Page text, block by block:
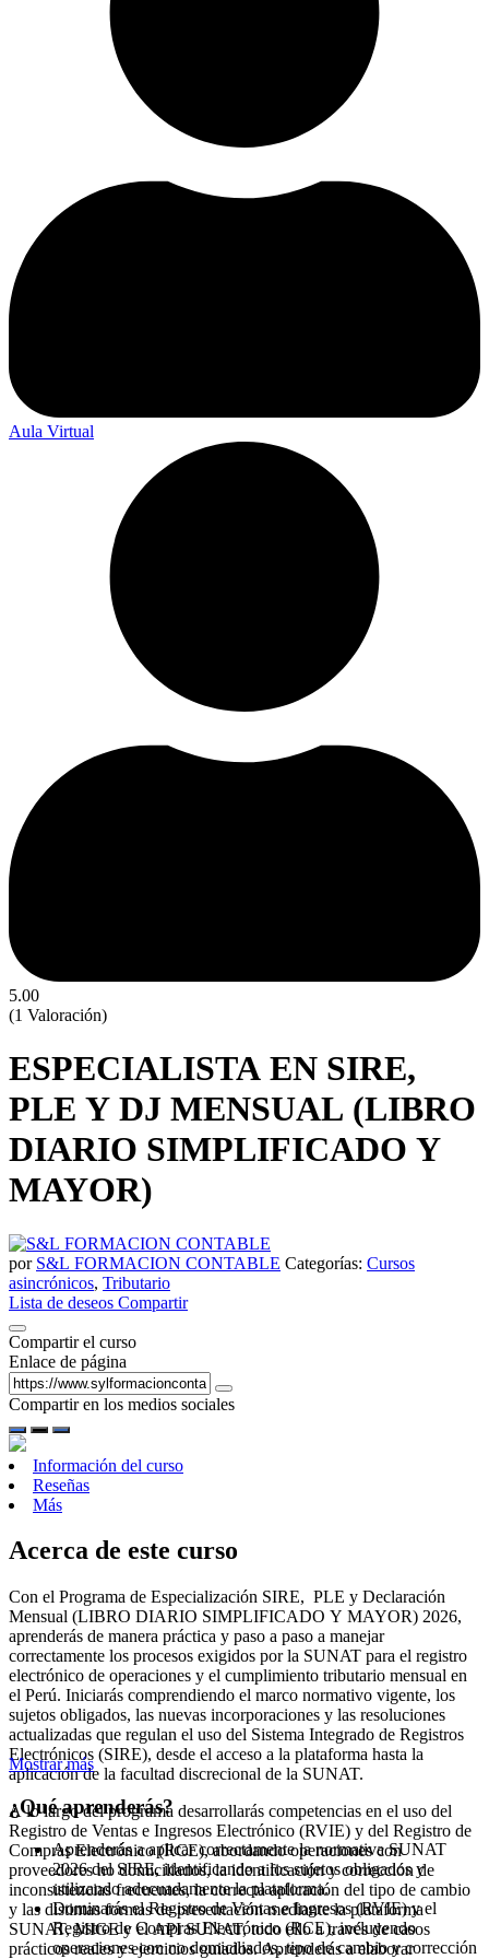
Aula Virtual
5.00
(1 Valoración)
ESPECIALISTA EN SIRE,
PLE Y DJ MENSUAL (LIBRO
DIARIO SIMPLIFICADO Y
MAYOR)
por S&L FORMACION CONTABLE Categorías: Cursos
asincrónicos, Tributario
Lista de deseos Compartir
Compartir el curso
Enlace de página
Compartir en los medios sociales
Información del curso
Reseñas
Más
Acerca de este curso
Con el Programa de Especialización SIRE, PLE y Declaración
Mensual (LIBRO DIARIO SIMPLIFICADO Y MAYOR) 2026,
aprenderás de manera práctica y paso a paso a manejar
correctamente los procesos exigidos por la SUNAT para el registro
electrónico de operaciones y el cumplimiento tributario mensual en
el Perú. Iniciarás comprendiendo el marco normativo vigente, los
sujetos obligados, las nuevas incorporaciones y las resoluciones
actualizadas que regulan el uso del Sistema Integrado de Registros
Electrónicos (SIRE), desde el acceso a la plataforma hasta la
aplicación de la facultad discrecional de la SUNAT.
A lo largo del programa desarrollarás competencias en el uso del
Registro de Ventas e Ingresos Electrónico (RVIE) y del Registro de
Compras Electrónico (RCE), abordando operaciones con
proveedores no domiciliados, la identificación y corrección de
inconsistencias frecuentes, la correcta aplicación del tipo de cambio
y las distintas formas de presentación mediante la plataforma
SUNAT, MIGE y el API SUNAT, todo ello a través de casos
prácticos reales y ejercicios guiados. Aprenderás a elaborar
Mostrar más
¿Qué aprenderás?
Aprenderás a aplicar correctamente la normativa SUNAT
2026 del SIRE, identificando a los sujetos obligados y
utilizando adecuadamente la plataforma.
Dominarás el Registro de Ventas e Ingresos (RVIE) y el
Registro de Compras Electrónico (RCE), incluyendo
operaciones con no domiciliados, tipo de cambio y corrección